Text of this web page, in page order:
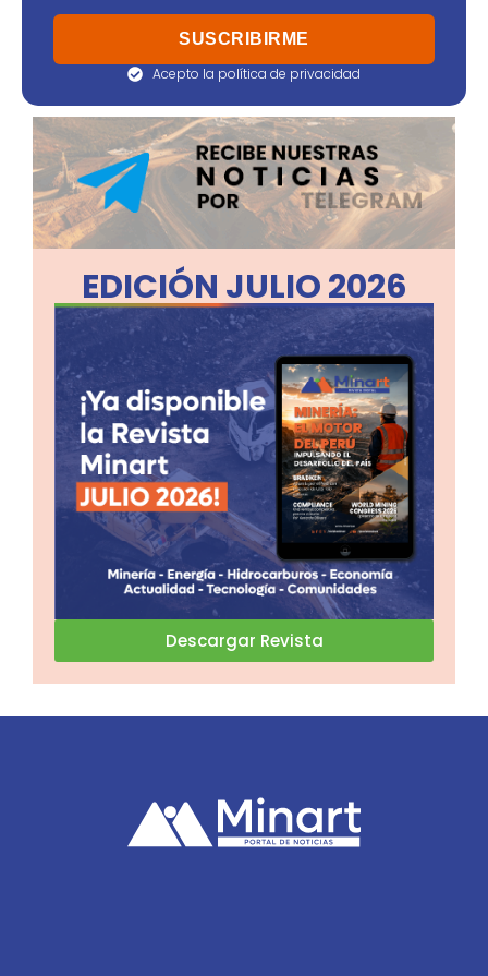
Acepto la política de privacidad
EDICIÓN JULIO 2026
Descargar Revista